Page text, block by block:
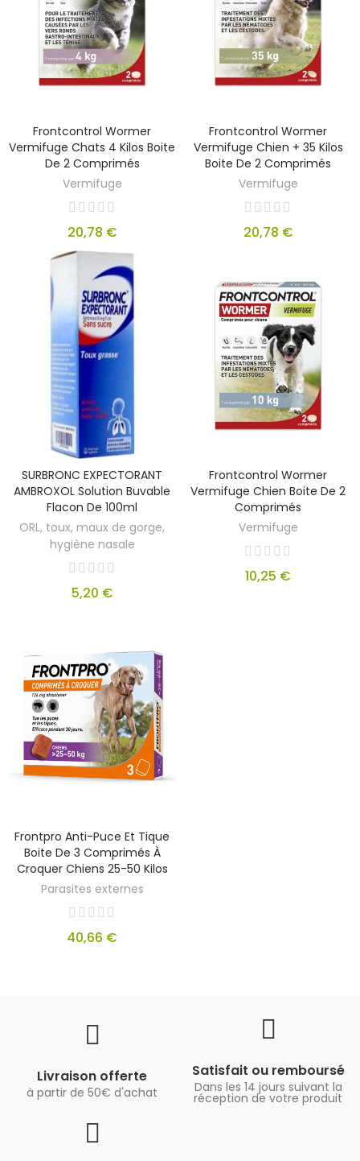
Frontcontrol Wormer
Vermifuge Chats 4 Kilos Boite
De 2 Comprimés
Vermifuge
20,78 €
Frontcontrol Wormer
Vermifuge Chien + 35 Kilos
Boite De 2 Comprimés
Vermifuge
20,78 €
SURBRONC EXPECTORANT
AMBROXOL Solution Buvable
Flacon De 100ml
ORL, toux, maux de gorge,
hygiène nasale
5,20 €
Frontcontrol Wormer
Vermifuge Chien Boite De 2
Comprimés
Vermifuge
10,25 €
Frontpro Anti-Puce Et Tique
Boite De 3 Comprimés À
Croquer Chiens 25-50 Kilos
Parasites externes
40,66 €
Livraison offerte
à partir de 50€ d'achat
Satisfait ou remboursé
Dans les 14 jours suivant la
réception de votre produit